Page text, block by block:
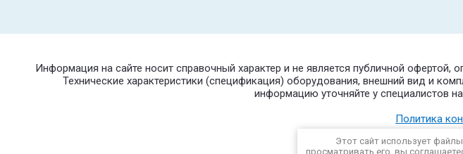
Информация на сайте носит справочный характер и не является публичной
Технические характеристики (спецификация) оборудования, внешний вид и
информацию уточняйте у специалистов
Политика
Этот сайт использует
просматривать его, вы